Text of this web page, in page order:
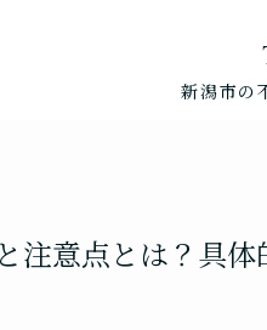
新潟市の
土
注意点とは？具